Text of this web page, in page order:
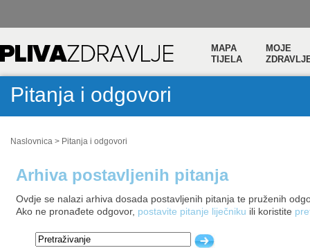
MAPA
TIJELA
MOJE
Pitanja i odgovori
Naslovnica > Pitanja i odgovori
Arhiva postavljenih pitanja
Ovdje se nalazi arhiva dosada postavljenih pitanja te pruženih
Ako ne pronađete odgovor, postavite pitanje liječniku ili koristite